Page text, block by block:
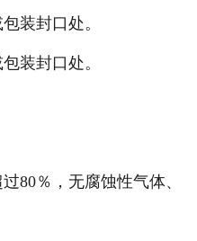
装封口处。
装封口处。
80％，无腐蚀性气体、